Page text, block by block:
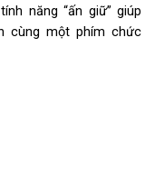
năng “ấn giữ” giúp
cùng một phím chức